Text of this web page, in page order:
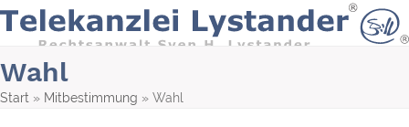
Skip
content
Wahl
Start » Mitbestimmung » Wahl